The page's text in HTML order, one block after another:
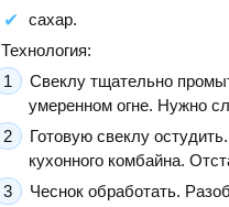
сахар.
Технология:
Свеклу тщательно
умеренном огне. Нужно
Готовую свеклу
кухонного комбайна.
Чеснок обработать.